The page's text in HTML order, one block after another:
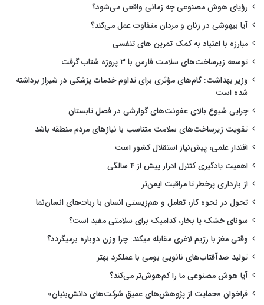
رؤیای هوش مصنوعی چه زمانی واقعی می‌شود؟
آیا بیهوشی در زنان و مردان متفاوت عمل می‌کند؟
مبارزه با اعتیاد به کمک تمرین های تنفسی
توسعه زیرساخت‌های سلامت فارس با ۳ پروژه شتاب گرفت
وزیر بهداشت: گام‌های مؤثری برای تداوم خدمات پزشکی در شیراز برداشته
شده است
چرایی شیوع بالای عفونت‌های گوارشی در فصل تابستان
تقویت زیرساخت‌های سلامت متناسب با نیازهای مردم منطقه باشد
اقتدار علمی، پیش‌نیاز استقلال کشور است
اهمیت یادگیری کنترل ادرار پیش از ۴ سالگی
از بارداری پرخطر تا مراقبت ایمن‌تر
تحول در نحوه کار، تعامل و هم‌زیستی انسان با ربات‌های انسان‌نما
سونای خشک یا بخار، کدامیک برای سلامتی مفید است؟
وقتی مغز با رژیم لاغری مقابله میکند: چرا وزن دوباره برمیگردد؟
تولید ضدآفتاب‌های نانویی بومی با عملکرد بهتر
آیا هوش مصنوعی ما را کم‌هوش‌تر می‌کند؟
فراخوان «حمایت از پژوهش‌های عمیق شرکت‌های دانش‌بنیان»